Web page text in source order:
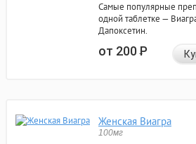
Самые популярные
одной таблетке —
Дапоксетин.
от 200Р
Женская Виагра
100мг